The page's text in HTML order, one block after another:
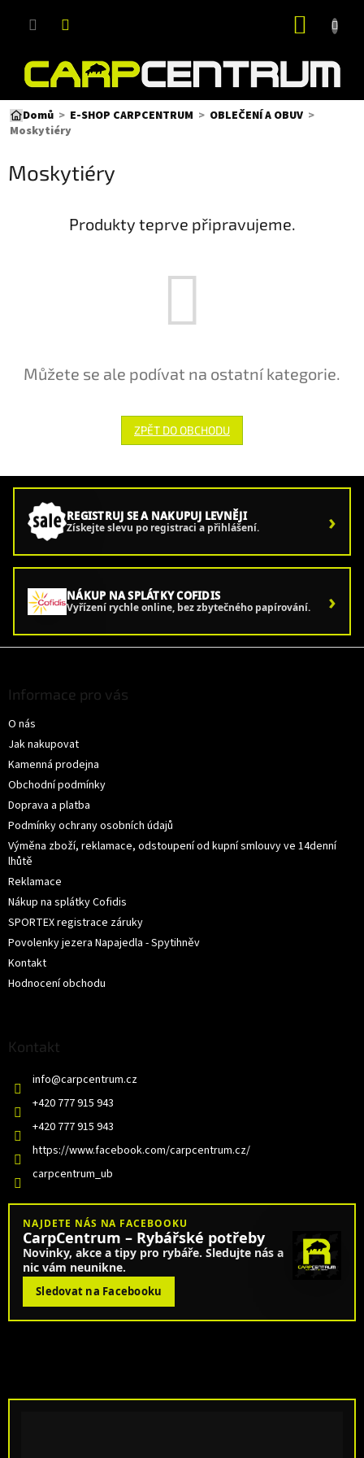
Domů E-SHOP CARPCENTRUM
OBLEČENÍ A OBUV
Moskytiéry
Moskytiéry
Produkty teprve připravujeme.
Můžete se ale podívat na ostatní kategorie.
ZPĚT DO OBCHODU
REGISTRUJ SE A NAKUPUJ LEVNĚJI
Získejte slevu po registraci a přihlášení. ›
NÁKUP NA SPLÁTKY COFIDIS
Vyřízení rychle online, bez zbytečného papírování. ›
Informace pro vás
O nás
Jak nakupovat
Kamenná prodejna
Obchodní podmínky
Doprava a platba
Podmínky ochrany osobních údajů
Výměna zboží, reklamace, odstoupení od kupní smlouvy ve 14denní
lhůtě
Reklamace
Nákup na splátky Cofidis
SPORTEX registrace záruky
Povolenky jezera Napajedla - Spytihněv
Kontakt
Hodnocení obchodu
Kontakt
info@carpcentrum.cz
+420 777 915 943
+420 777 915 943
https://www.facebook.com/carpcentrum.cz/
carpcentrum_ub
NAJDETE NÁS NA FACEBOOKU
CarpCentrum – Rybářské potřeby
Novinky, akce a tipy pro rybáře. Sledujte nás a
nic vám neunikne.
Sledovat na Facebooku